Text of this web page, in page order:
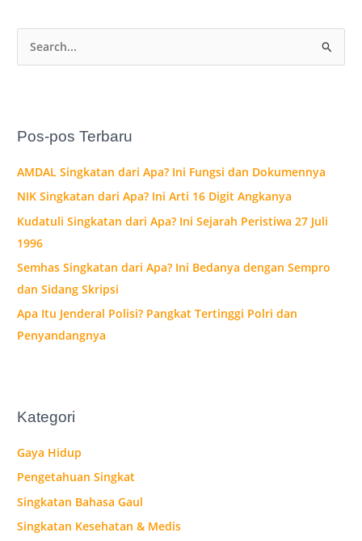
u
t
u
k
:
Pos-pos Terbaru
AMDAL Singkatan dari Apa? Ini Fungsi dan Dokumennya
NIK Singkatan dari Apa? Ini Arti 16 Digit Angkanya
Kudatuli Singkatan dari Apa? Ini Sejarah Peristiwa 27 Juli
1996
Semhas Singkatan dari Apa? Ini Bedanya dengan Sempro
dan Sidang Skripsi
Apa Itu Jenderal Polisi? Pangkat Tertinggi Polri dan
Penyandangnya
Kategori
Gaya Hidup
Pengetahuan Singkat
Singkatan Bahasa Gaul
Singkatan Kesehatan & Medis